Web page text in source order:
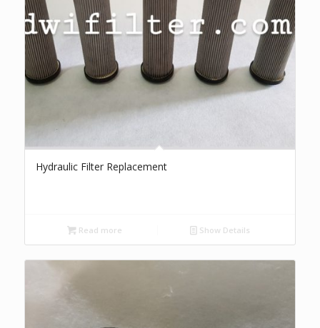
Hydraulic Filter Replacement
Read more Show Details